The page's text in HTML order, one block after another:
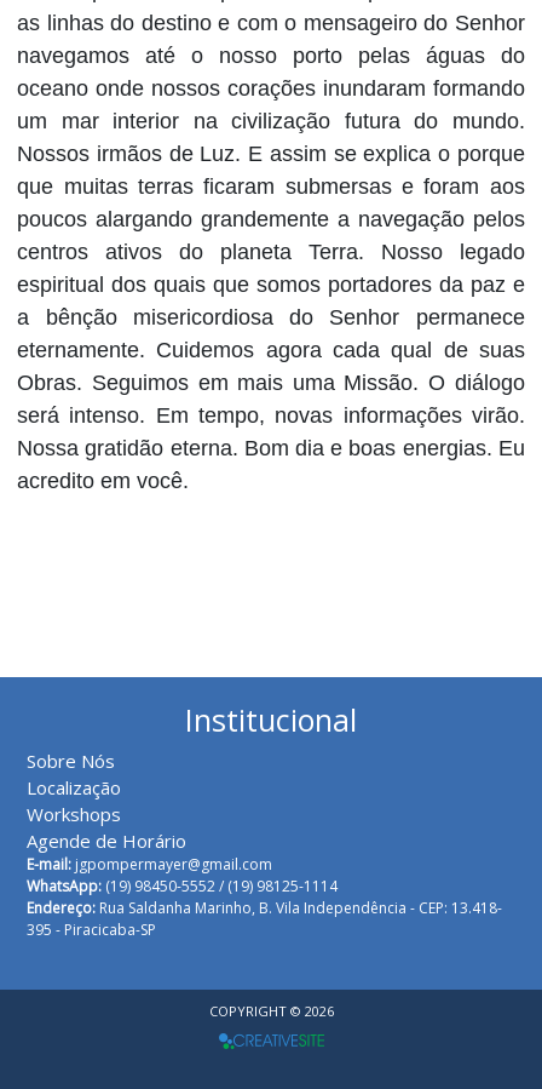
as linhas do destino e com o mensageiro do Senhor
navegamos até o nosso porto pelas águas do
oceano onde nossos corações inundaram formando
um mar interior na civilização futura do mundo.
Nossos irmãos de Luz. E assim se explica o porque
que muitas terras ficaram submersas e foram aos
poucos alargando grandemente a navegação pelos
centros ativos do planeta Terra. Nosso legado
espiritual dos quais que somos portadores da paz e
a bênção misericordiosa do Senhor permanece
eternamente. Cuidemos agora cada qual de suas
Obras. Seguimos em mais uma Missão. O diálogo
será intenso. Em tempo, novas informações virão.
Nossa gratidão eterna. Bom dia e boas energias. Eu
acredito em você.
Institucional
Sobre Nós
Localização
Workshops
Agende de Horário
E-mail: jgpompermayer@gmail.com
WhatsApp: (19) 98450-5552 / (19) 98125-1114
Endereço: Rua Saldanha Marinho, B. Vila Independência - CEP: 13.418-
395 - Piracicaba-SP
COPYRIGHT © 2026